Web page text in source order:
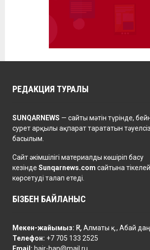
РЕДАКЦИЯ ТУРАЛЫ
SUNQARNEWS — сайты мәтін түрінде,
сурет арқылы ақпарат тарататын
басылым.
Сайт әкімшілігі материалды көшіріп басу
кезінде Sunqarnews.com сайтына
көрсетуді талап етеді.
БІЗБЕН БАЙЛАНЫС
Мекен-жайымыз: ҚР, Алматы қ., Абай
Телефон: +7 705 133 2525